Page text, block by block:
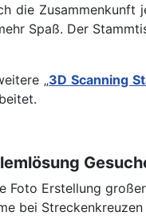
die Zusammenkunft
Spaß. Der
„3D Scanning
Foto Erstellung
bei